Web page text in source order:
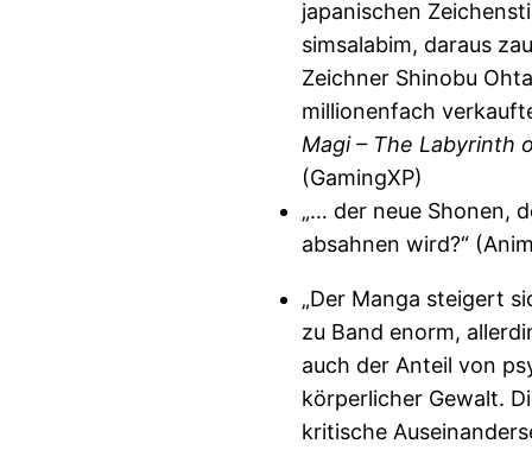
japanischen
simsalabim, daraus
Zeichner Shinobu
millionenfach
Magi – The Labyrinth
(GamingXP)
„… der neue Shonen,
absahnen wird?“
„Der Manga steigert
zu Band enorm,
auch der Anteil von
körperlicher Gewalt.
kritische